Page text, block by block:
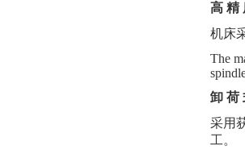
高 精
机床
The
卸 荷
采用
工。